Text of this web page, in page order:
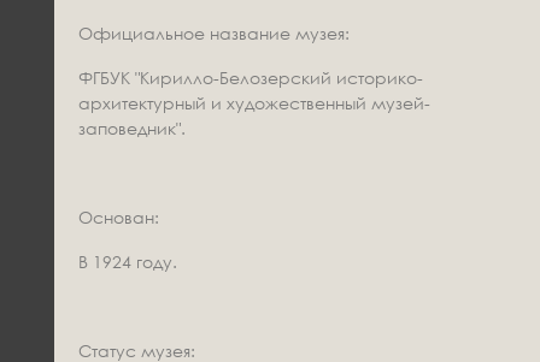
Официальное название музея:
ФГБУК "Кирилло-Белозерский историко-
архитектурный и художественный музей-
заповедник".
Основан:
В 1924 году.
Статус музея: